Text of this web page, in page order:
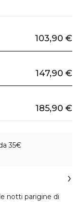
103,90 €
147,90 €
185,90 €
35€
notti parigine di